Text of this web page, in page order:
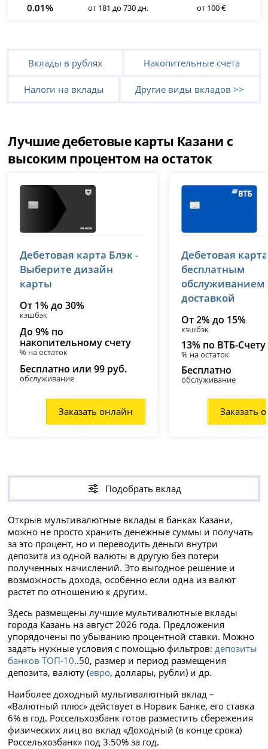
0.01% от 181 до 730 дн. от 100 €
Вклады в рублях Накопительные счета
Налоги на вклады Другие виды вкладов >>
Лучшие дебетовые карты Казани с
высоким процентом на остаток
лицензия № 2673
Дебетовая карта Блэк -
Выберите дизайн
карты
От 1% до 30%
кэшбэк
До 9% по
накопительному счету
% на остаток
Бесплатно или 99 руб.
обслуживание
Заказать онлайн
лицензия № 1000
Дебетовая
бесплатным
обслуживанием
доставкой
От 2% до 15%
кэшбэк
13% по ВТБ-Счету
% на остаток
Бесплатно
обслуживание
Заказать
Подобрать вклад
Открыв мультивалютные вклады в банках Казани,
можно не просто хранить денежные суммы и получать
за это процент, но и переводить деньги внутри
депозита из одной валюты в другую без потери
полученных начислений. Это выгодное решение и
возможность дохода, особенно если одна из валют
растет по отношению к другим.
Здесь размещены лучшие мультивалютные вклады
города Казань на август 2026 года. Предложения
упорядочены по убыванию процентной ставки. Можно
задать нужные условия с помощью фильтров:депозиты
банков ТОП-10..50, размер и период размещения
депозита, валюту (евро, доллары, рубли) и др.
Наиболее доходный мультивалютный вклад –
«Валютный плюс» действует в Норвик Банке, его ставка
6% в год. Россельхозбанк готов разместить сбережения
физических лиц во вклад «Доходный (в конце срока)
Россельхозбанк» под 3.50% за год.